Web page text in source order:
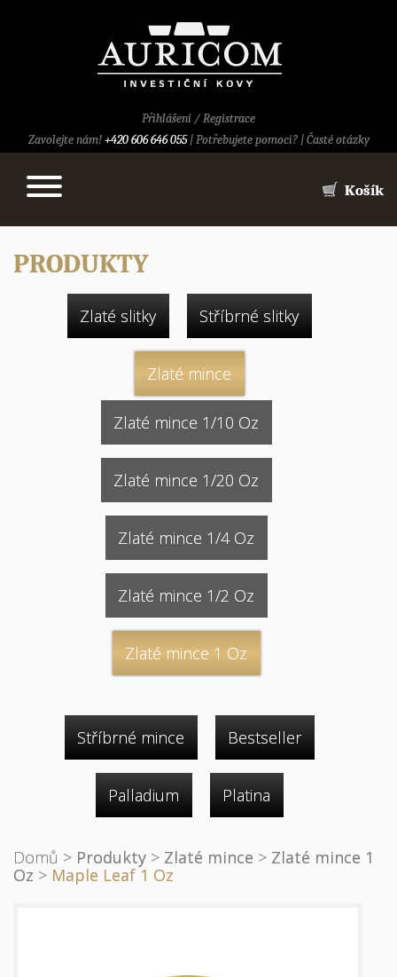
Přihlášení /Registrace
Zavolejte nám!+420 606 646 055|Potřebujete pomoci?|Časté otázky
Košík
PRODUKTY
Zlaté slitky Stříbrné slitky
Zlaté mince
Zlaté mince 1/10 Oz
Zlaté mince 1/20 Oz
Zlaté mince 1/4 Oz
Zlaté mince 1/2 Oz
Zlaté mince 1 Oz
Stříbrné mince Bestseller
Palladium Platina
Domů > Produkty > Zlaté mince > Zlaté mince 1
Oz > Maple Leaf 1 Oz